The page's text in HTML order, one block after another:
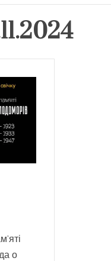
о